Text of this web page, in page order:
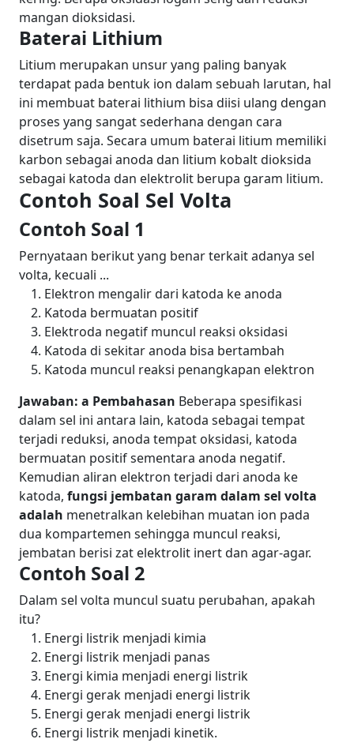
mangan dioksidasi.
Baterai Lithium
Litium merupakan unsur yang paling banyak
terdapat pada bentuk ion dalam sebuah larutan, hal
ini membuat baterai lithium bisa diisi ulang dengan
proses yang sangat sederhana dengan cara
disetrum saja. Secara umum baterai litium memiliki
karbon sebagai anoda dan litium kobalt dioksida
sebagai katoda dan elektrolit berupa garam litium.
Contoh Soal Sel Volta
Contoh Soal 1
Pernyataan berikut yang benar terkait adanya sel
volta, kecuali ...
Elektron mengalir dari katoda ke anoda
Katoda bermuatan positif
Elektroda negatif muncul reaksi oksidasi
Katoda di sekitar anoda bisa bertambah
Katoda muncul reaksi penangkapan elektron
Jawaban: a Pembahasan Beberapa spesifikasi
dalam sel ini antara lain, katoda sebagai tempat
terjadi reduksi, anoda tempat oksidasi, katoda
bermuatan positif sementara anoda negatif.
Kemudian aliran elektron terjadi dari anoda ke
katoda, fungsi jembatan garam dalam sel volta
adalah menetralkan kelebihan muatan ion pada
dua kompartemen sehingga muncul reaksi,
jembatan berisi zat elektrolit inert dan agar-agar.
Contoh Soal 2
Dalam sel volta muncul suatu perubahan, apakah
itu?
Energi listrik menjadi kimia
Energi listrik menjadi panas
Energi kimia menjadi energi listrik
Energi gerak menjadi energi listrik
Energi gerak menjadi energi listrik
Energi listrik menjadi kinetik.